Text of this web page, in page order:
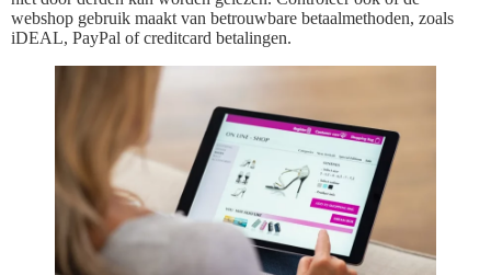
webshop gebruik maakt van betrouwbare betaalmethoden, zoals
iDEAL, PayPal of creditcard betalingen.